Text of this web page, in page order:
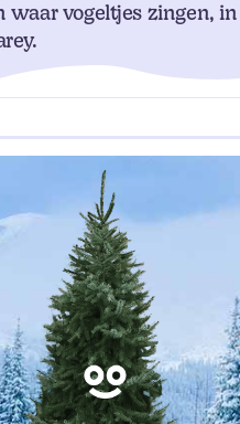
waar vogeltjes zingen,